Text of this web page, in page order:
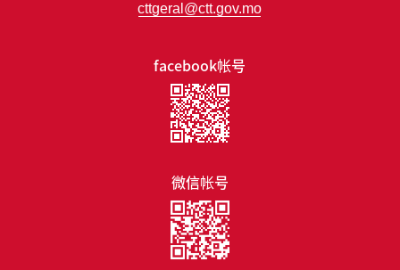
facebook帐号
微信帐号
cttgeral@ctt.gov.mo